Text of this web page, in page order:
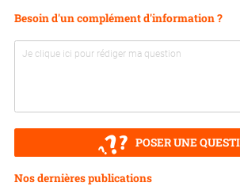
Besoin d'un complément d'information ?
POSER UNE
Nos dernières publications